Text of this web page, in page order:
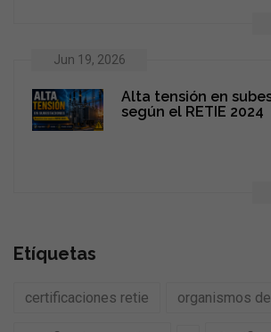
Jun 19, 2026
Alta tensión en
según el RETIE 2024
Etíquetas
certificaciones retie organismos